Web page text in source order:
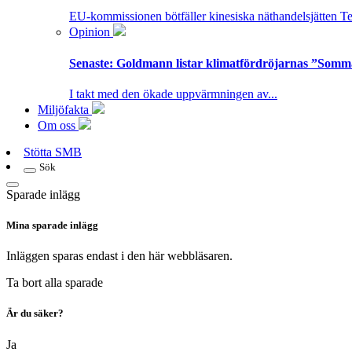
EU-kommissionen bötfäller kinesiska näthandelsjätten
Opinion
Senaste: Goldmann listar klimatfördröjarnas
I takt med den ökade uppvärmningen av...
Miljöfakta
Om oss
Stötta SMB
Sök
Sparade inlägg
Mina sparade inlägg
Inläggen sparas endast i den här webbläsaren.
Ta bort alla sparade
Är du säker?
Ja